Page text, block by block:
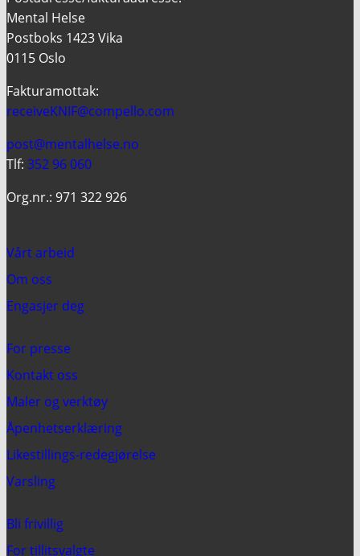
Mental Helse
Postboks 1423 Vika
0115 Oslo
Fakturamottak:
receiveKNIF@compello.com
post@mentalhelse.no
Tlf: 352 96 060
Org.nr.: 971 322 926
Vårt arbeid
Om oss
Engasjer deg
For presse
Kontakt oss
Maler og verktøy
Åpenhetserklæring
Likestillings-redegjørelse
Varsling
Bli frivillig
For tillitsvalgte